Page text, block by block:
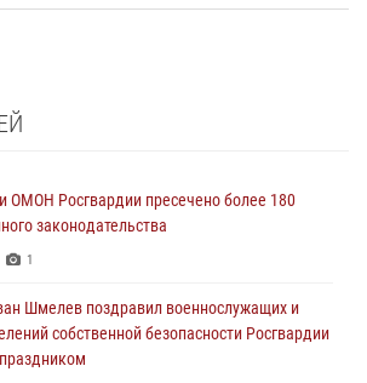
ОМОН Росгвардии пресечено более 180
законодательства
1
Шмелев поздравил военнослужащих и
собственной безопасности Росгвардии